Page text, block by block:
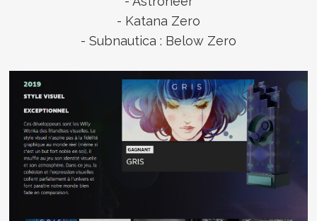
- Katana Zero
- Subnautica : Below Zero